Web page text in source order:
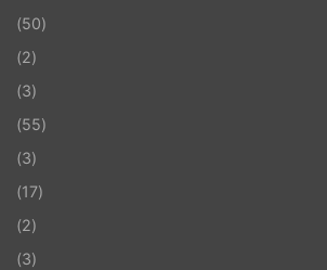
(50)
(2)
(3)
(55)
(3)
(17)
(2)
(3)